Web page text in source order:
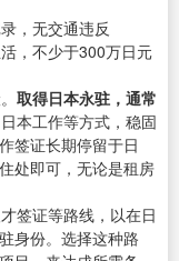
，无交通违反
，不少于300万日元
取得日本永驻，通常
本工作等方式，稳固
签证长期停留于日
处即可，无论是租房
签证等路线，以在日
身份。选择这种路